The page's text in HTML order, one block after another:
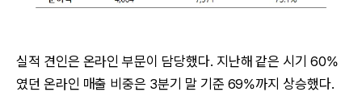
실적 견인은 온라인 부문이 담당했다. 지난해 같은 시기 60%
였던 온라인 매출 비중은 3분기 말 기준 69%까지 상승했다.